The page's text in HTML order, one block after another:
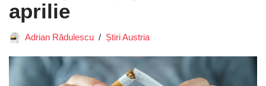
aprilie
Adrian Rădulescu Știri Austria